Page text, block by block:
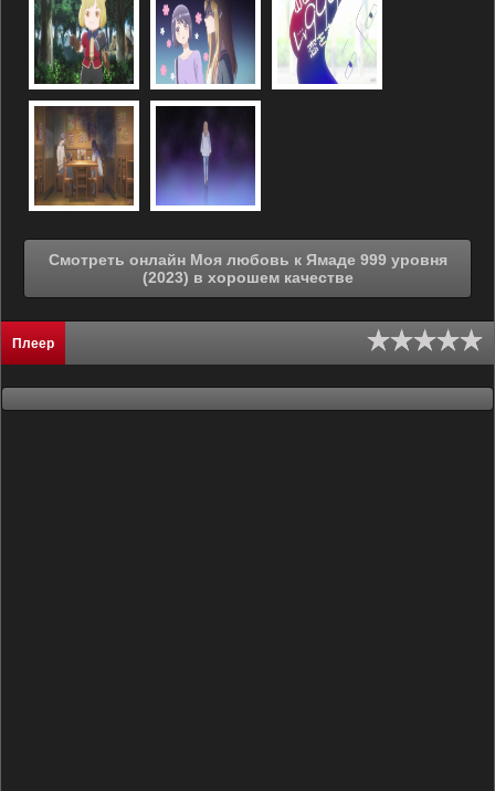
Смотреть онлайн Моя любовь к Ямаде 999 уровня
(2023) в хорошем качестве
Плеер